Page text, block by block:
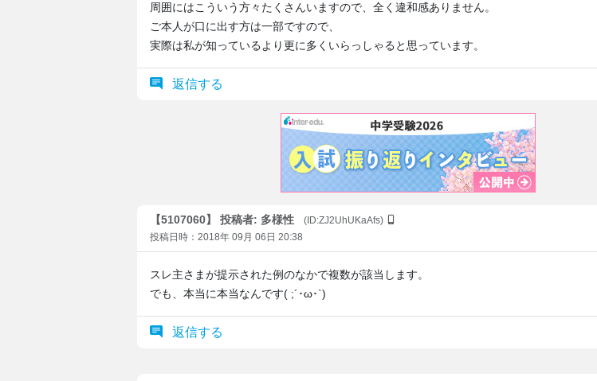
周囲にはこういう方々たくさんいますので、全く違和感ありません。
ご本人が口に出す方は一部ですので、
実際は私が知っているより更に多くいらっしゃると思っています。
返信する
【5107060】 投稿者: 多様性
(ID:ZJ2UhUKaAfs)
投稿日時：2018年 09月 06日 20:38
スレ主さまが提示された例のなかで複数が該当します。
でも、本当に本当なんです( ;´･ω･`)
返信する